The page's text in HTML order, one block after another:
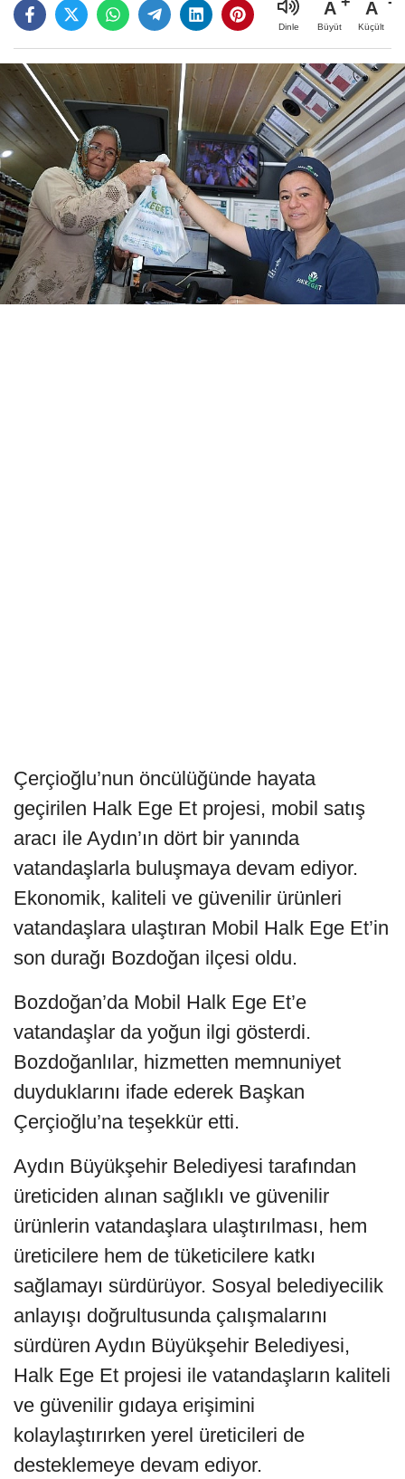
Dinle
A
Büyüt
A
Küçült
Çerçioğlu’nun öncülüğünde hayata
geçirilen Halk Ege Et projesi, mobil satış
aracı ile Aydın’ın dört bir yanında
vatandaşlarla buluşmaya devam ediyor.
Ekonomik, kaliteli ve güvenilir ürünleri
vatandaşlara ulaştıran Mobil Halk Ege Et’in
son durağı Bozdoğan ilçesi oldu.
Bozdoğan’da Mobil Halk Ege Et’e
vatandaşlar da yoğun ilgi gösterdi.
Bozdoğanlılar, hizmetten memnuniyet
duyduklarını ifade ederek Başkan
Çerçioğlu’na teşekkür etti.
Aydın Büyükşehir Belediyesi tarafından
üreticiden alınan sağlıklı ve güvenilir
ürünlerin vatandaşlara ulaştırılması, hem
üreticilere hem de tüketicilere katkı
sağlamayı sürdürüyor. Sosyal belediyecilik
anlayışı doğrultusunda çalışmalarını
sürdüren Aydın Büyükşehir Belediyesi,
Halk Ege Et projesi ile vatandaşların kaliteli
ve güvenilir gıdaya erişimini
kolaylaştırırken yerel üreticileri de
desteklemeye devam ediyor.